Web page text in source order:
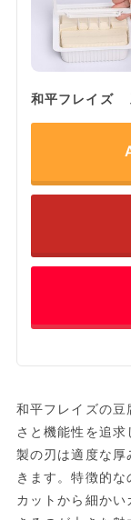
和平フレイ
和平フレイズ
さと機能性を追
製の刃は適度な厚
きます。特徴的
カットから細か